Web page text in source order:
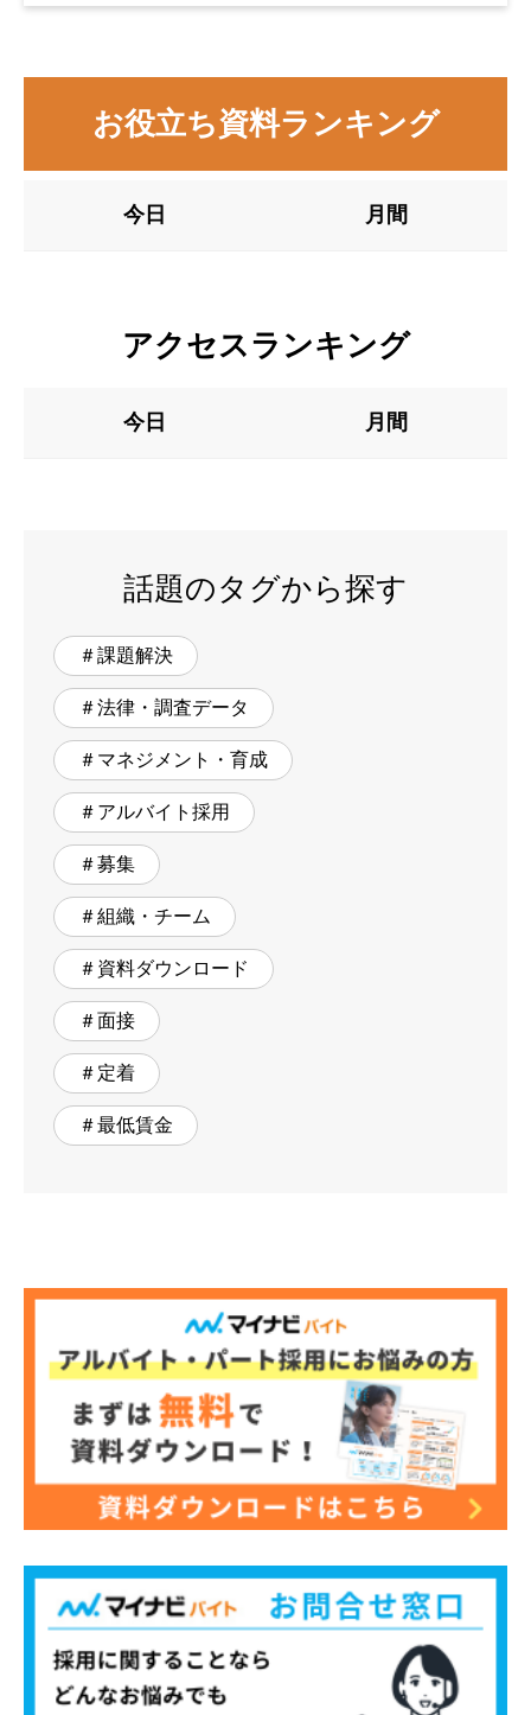
お役立ち資料ランキング
今日 月間
アクセスランキング
今日 月間
話題のタグから探す
＃課題解決
＃法律・調査データ
＃マネジメント・育成
＃アルバイト採用
＃募集
＃組織・チーム
＃資料ダウンロード
＃面接
＃定着
＃最低賃金